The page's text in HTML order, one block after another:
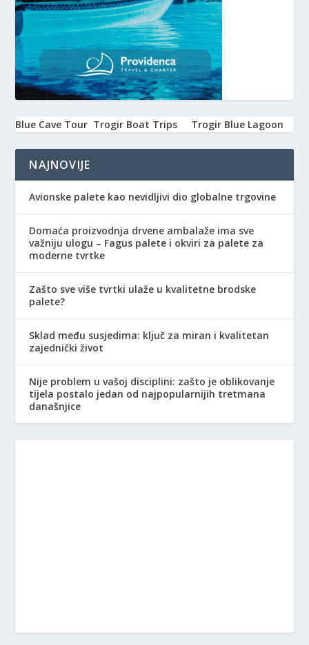
Blue Cave Tour Trogir Boat Trips Trogir Blue Lagoon
NAJNOVIJE
Avionske palete kao nevidljivi dio globalne trgovine
Domaća proizvodnja drvene ambalaže ima sve
važniju ulogu – Fagus palete i okviri za palete za
moderne tvrtke
Zašto sve više tvrtki ulaže u kvalitetne brodske
palete?
Sklad među susjedima: ključ za miran i kvalitetan
zajednički život
Nije problem u vašoj disciplini: zašto je oblikovanje
tijela postalo jedan od najpopularnijih tretmana
današnjice